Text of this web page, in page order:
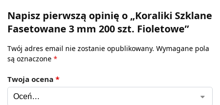
Napisz pierwszą opinię o „Koraliki Szklane
Fasetowane 3 mm 200 szt. Fioletowe”
Twój adres email nie zostanie opublikowany. Wymagane pola
są oznaczone *
Twoja ocena *